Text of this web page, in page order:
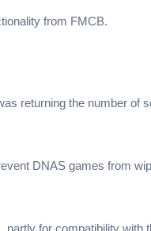
from FMCB.
returning the number of
DNAS games from
for compatibility with